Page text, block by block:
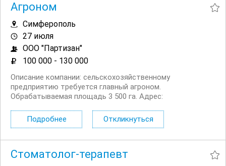
Агроном
Симферополь
27 июля
ООО "Партизан"
100 000 - 130 000
Описание компании: сельскохозяйственному
предприятию требуется главный агроном.
Обрабатываемая площадь 3 500 га. Адрес:
Официальное трудоустройство в соответствии с
Трудовым кодексом РФ Конкурентоспособная
Подробнее Откликнуться
Стоматолог-терапевт